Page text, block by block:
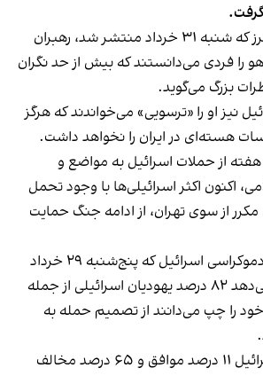
بر اساس گزارش رویترز که شنبه ۳۱ خرداد منتشر شد، رهبران
را فردی می‌دانستند که بیش از حد نگران
بزرگ می‌گوید.
نیز او را «ترسویی» می‌خواندند که هرگز
هسته‌ای در ایران را نخواهد داشت.
ازحملات اسرائیل به مواضع و
، اکنون اکثر اسرائیلی‌ها با وجود تحمل
از سوی تهران، از ادامه جنگ حمایت
نظرسنجی موسسه دموکراسی اسرائیل که پنج‌شنبه ۲۹ خرداد
منتشر شد، نشان می‌دهد ۸۲ درصد یهودیان اسرائیلی از جمله
خود را چپ می‌دانند از تصمیم حمله به
در میان عرب‌های اسرائیل ۱۱ درصد موافق و ۶۵ درصد مخالف